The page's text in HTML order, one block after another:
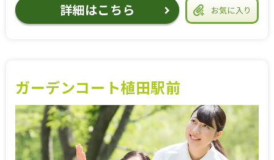
お気に入り
詳細はこちら
ガーデンコート植田駅前